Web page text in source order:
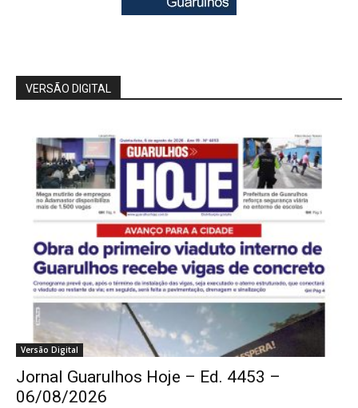
VERSÃO DIGITAL
Versão Digital
Jornal Guarulhos Hoje – Ed. 4453 –
06/08/2026